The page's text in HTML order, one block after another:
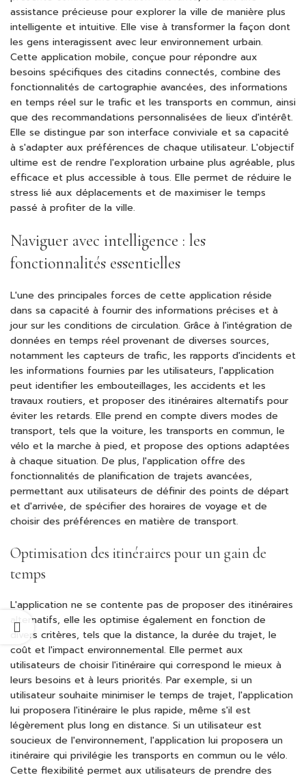
assistance précieuse pour explorer la ville de manière plus
intelligente et intuitive. Elle vise à transformer la façon dont
les gens interagissent avec leur environnement urbain.
Cette application mobile, conçue pour répondre aux
besoins spécifiques des citadins connectés, combine des
fonctionnalités de cartographie avancées, des informations
en temps réel sur le trafic et les transports en commun, ainsi
que des recommandations personnalisées de lieux d'intérêt.
Elle se distingue par son interface conviviale et sa capacité
à s'adapter aux préférences de chaque utilisateur. L'objectif
ultime est de rendre l'exploration urbaine plus agréable, plus
efficace et plus accessible à tous. Elle permet de réduire le
stress lié aux déplacements et de maximiser le temps
passé à profiter de la ville.
Naviguer avec intelligence : les
fonctionnalités essentielles
L'une des principales forces de cette application réside
dans sa capacité à fournir des informations précises et à
jour sur les conditions de circulation. Grâce à l'intégration de
données en temps réel provenant de diverses sources,
notamment les capteurs de trafic, les rapports d'incidents et
les informations fournies par les utilisateurs, l'application
peut identifier les embouteillages, les accidents et les
travaux routiers, et proposer des itinéraires alternatifs pour
éviter les retards. Elle prend en compte divers modes de
transport, tels que la voiture, les transports en commun, le
vélo et la marche à pied, et propose des options adaptées
à chaque situation. De plus, l'application offre des
fonctionnalités de planification de trajets avancées,
permettant aux utilisateurs de définir des points de départ
et d'arrivée, de spécifier des horaires de voyage et de
choisir des préférences en matière de transport.
Optimisation des itinéraires pour un gain de
temps
L'application ne se contente pas de proposer des itinéraires
alternatifs, elle les optimise également en fonction de
divers critères, tels que la distance, la durée du trajet, le
coût et l'impact environnemental. Elle permet aux
utilisateurs de choisir l'itinéraire qui correspond le mieux à
leurs besoins et à leurs priorités. Par exemple, si un
utilisateur souhaite minimiser le temps de trajet, l'application
lui proposera l'itinéraire le plus rapide, même s'il est
légèrement plus long en distance. Si un utilisateur est
soucieux de l'environnement, l'application lui proposera un
itinéraire qui privilégie les transports en commun ou le vélo.
Cette flexibilité permet aux utilisateurs de prendre des